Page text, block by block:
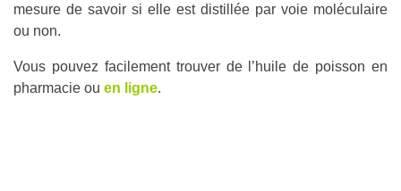
mesure de savoir si elle est distillée par voie moléculaire
ou non.
Vous pouvez facilement trouver de l’huile de poisson en
pharmacie ou en ligne.